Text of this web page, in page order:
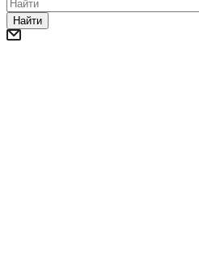
Найти